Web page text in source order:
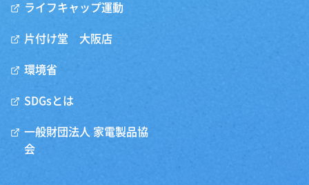
ライフキャップ運動
片付け堂 大阪店
環境省
SDGsとは
一般財団法人 家電製品協
会